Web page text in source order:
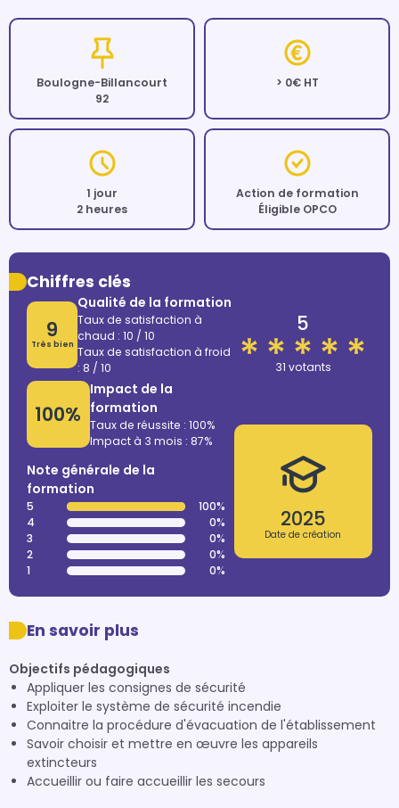
Boulogne-Billancourt
92
> 0€ HT
1 jour
2 heures
Action de formation
Éligible OPCO
Chiffres clés
9
Très bien
Qualité de la formation
Taux de satisfaction à
chaud : 10 / 10
Taux de satisfaction à froid
: 8 / 10
100%
Impact de la
formation
Taux de réussite : 100%
Impact à 3 mois : 87%
Note générale de la
formation
5
100%
4
0%
3
0%
2
0%
1
0%
5
31 votants
2025
Date de création
En savoir plus
Objectifs pédagogiques
Appliquer les consignes de sécurité
Exploiter le système de sécurité incendie
Connaitre la procédure d'évacuation de l'établissement
Savoir choisir et mettre en œuvre les appareils
extincteurs
Accueillir ou faire accueillir les secours